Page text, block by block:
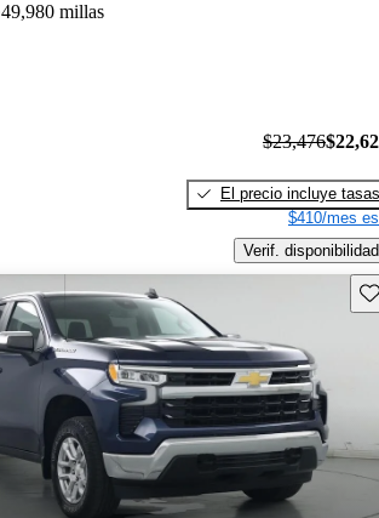
49,980 millas
$23,476
El precio incluye tasas
$410/mes
Verif. disponibilidad